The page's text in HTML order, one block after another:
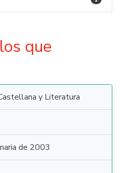
que
y Literatura
de 2003